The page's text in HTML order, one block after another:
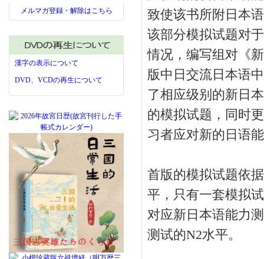
メルマガ登録・解除はこちら
漢字の表示について
DVD、VCDの再生について
致使该书所附日本
该部分模拟试题对
情况，编写组对《
版中日交流日本语
了相应级别的新日
的模拟试题，同时
习者应对新的日语
首版的模拟试题依
平，只有一套模拟
对应新日本语能力
测试的N2水平。